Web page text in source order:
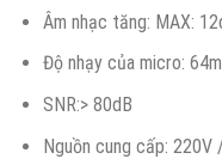
Âm nhạc tăng: MAX:
Độ nhạy của micro:
SNR:> 80dB
Nguồn cung cấp: 220V